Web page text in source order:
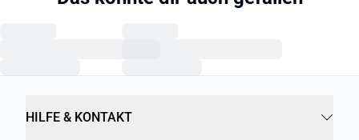
HILFE & KONTAKT